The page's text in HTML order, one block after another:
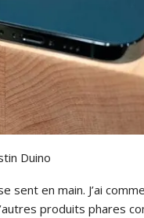
Duino
sent en main. J’ai
produits phares